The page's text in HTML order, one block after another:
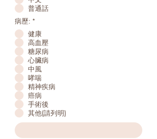
普通話
病歷: *R
q
u
i
r
e
d
健康
高血壓
糖尿病
心臟病
中風
哮喘
精神疾病
癌病
手術後
其他(請列明)